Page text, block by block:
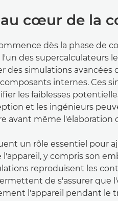
cœur de la
dès la phase de
des supercalculateurs
des simulations avancées
internes. Ces
les faiblesses
et les ingénieurs
avant même l'élaboration
un rôle essentiel pour
y compris son
reproduisent les
de s'assurer que
l'appareil pendant le